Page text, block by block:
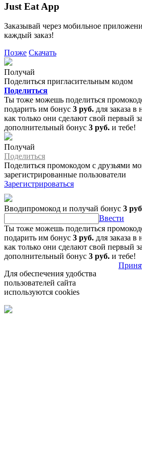
Just Eat App
Заказывай через мобильное
каждый заказ!
Позже Скачать
Получай
Поделиться пригласительным кодом
Поделиться
Ты тоже можешь поделиться
подарить им бонус 3 руб. для заказа
как только они сделают свой первый
дополнительный бонус 3 руб. и тебе!
Получай
Поделиться
Поделиться промокодом с друзьями
зарегистрированные пользователи
Зарегистрироваться
Вводипромокод и получай бонус 3
Ввести
Ты тоже можешь поделиться
подарить им бонус 3 руб. для заказа
как только они сделают свой первый
дополнительный бонус 3 руб. и тебе!
Для обеспечения удобства
пользователей сайта
используются cookies